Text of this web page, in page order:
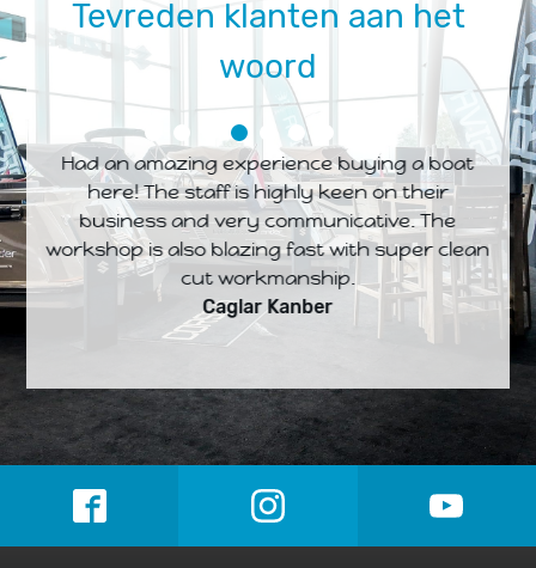
Tevreden klanten aan het
woord
Had an amazing experience buying a boat
here! The staff is highly keen on their
business and very communicative. The
workshop is also blazing fast with super clean
cut workmanship.
Caglar Kanber